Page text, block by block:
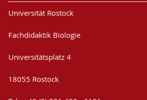
Universität Rostock
Fachdidaktik Biologie
Universitätsplatz 4
18055 Rostock